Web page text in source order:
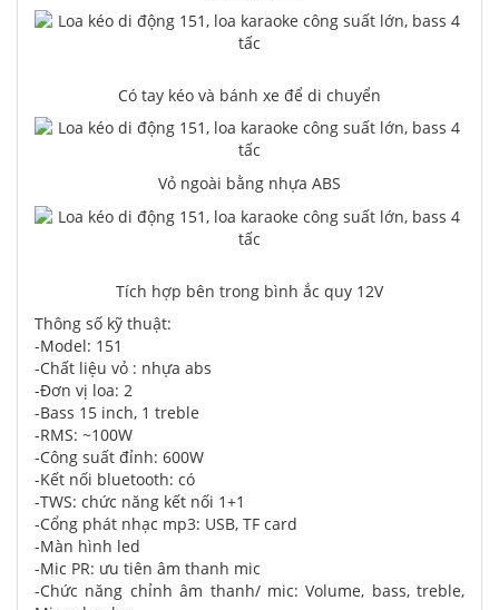
Có tay kéo và bánh xe để di chuyển
Vỏ ngoài bằng nhựa ABS
Tích hợp bên trong bình ắc quy 12V
Thông số kỹ thuật:
-Model: 151
-Chất liệu vỏ : nhựa abs
-Đơn vị loa: 2
-Bass 15 inch, 1 treble
-RMS: ~100W
-Công suất đỉnh: 600W
-Kết nối bluetooth: có
-TWS: chức năng kết nối 1+1
-Cổng phát nhạc mp3: USB, TF card
-Màn hình led
-Mic PR: ưu tiên âm thanh mic
-Chức năng chỉnh âm thanh/ mic: Volume, bass, treble,